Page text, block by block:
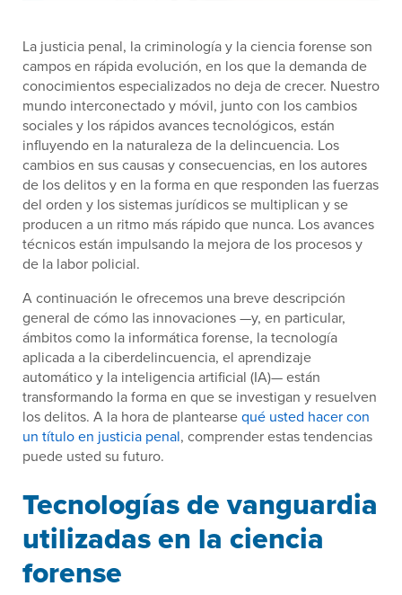
La justicia penal, la criminología y la ciencia forense son
campos en rápida evolución, en los que la demanda de
conocimientos especializados no deja de crecer. Nuestro
mundo interconectado y móvil, junto con los cambios
sociales y los rápidos avances tecnológicos, están
influyendo en la naturaleza de la delincuencia. Los
cambios en sus causas y consecuencias, en los autores
de los delitos y en la forma en que responden las fuerzas
del orden y los sistemas jurídicos se multiplican y se
producen a un ritmo más rápido que nunca. Los avances
técnicos están impulsando la mejora de los procesos y
de la labor policial.
A continuación le ofrecemos una breve descripción
general de cómo las innovaciones —y, en particular,
ámbitos como la informática forense, la tecnología
aplicada a la ciberdelincuencia, el aprendizaje
automático y la inteligencia artificial (IA)— están
transformando la forma en que se investigan y resuelven
los delitos. A la hora de plantearsequé usted hacer con
un título en justicia penal, comprender estas tendencias
puede usted su futuro.
Tecnologías de vanguardia
utilizadas en la ciencia
forense